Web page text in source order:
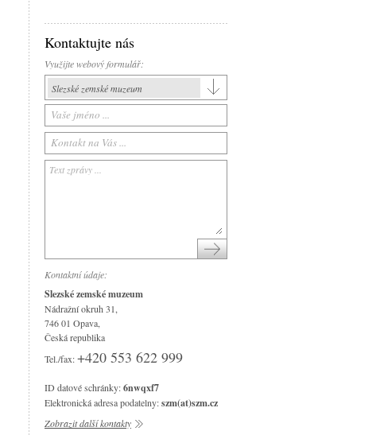
Kontaktujte nás
Využijte webový formulář:
Slezské zemské muzeum
Slezské zemské muzeum
Historická výstavní budova
Arboretum Nový Dvůr
Národní památník II. světové války
Kontaktní údaje:
Slezské zemské muzeum
Nádražní okruh 31,
746 01 Opava,
Česká republika
Tel./fax:+420 553 622 999
ID datové schránky:6nwqxf7
Elektronická adresa podatelny:szm(at)szm.cz
Zobrazit další kontakty